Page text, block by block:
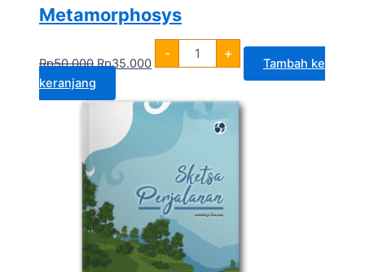
Metamorphosys
Rp50.000 Rp35.000
- +
Tambah ke
keranjang